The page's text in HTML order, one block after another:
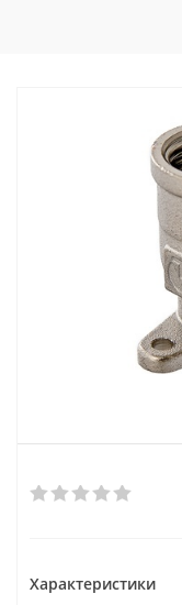
Характеристики